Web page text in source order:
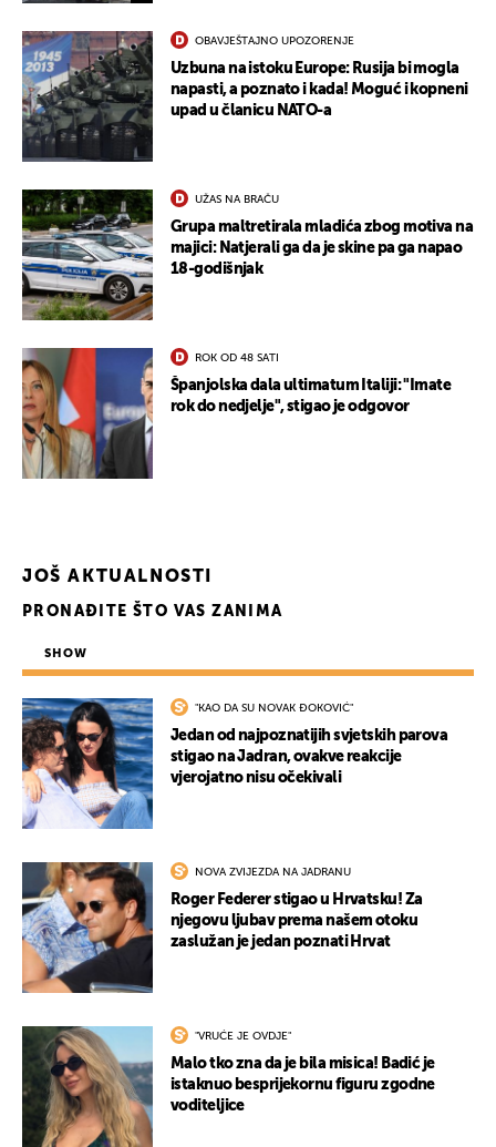
OBAVJEŠTAJNO UPOZORENJE
Uzbuna na istoku Europe: Rusija bi mogla
napasti, a poznato i kada! Moguć i kopneni
upad u članicu NATO-a
UŽAS NA BRAČU
Grupa maltretirala mladića zbog motiva na
majici: Natjerali ga da je skine pa ga napao
18-godišnjak
ROK OD 48 SATI
Španjolska dala ultimatum Italiji: "Imate
rok do nedjelje", stigao je odgovor
JOŠ AKTUALNOSTI
PRONAĐITE ŠTO VAS ZANIMA
SHOW
"KAO DA SU NOVAK ĐOKOVIĆ"
Jedan od najpoznatijih svjetskih parova
stigao na Jadran, ovakve reakcije
vjerojatno nisu očekivali
NOVA ZVIJEZDA NA JADRANU
Roger Federer stigao u Hrvatsku! Za
njegovu ljubav prema našem otoku
zaslužan je jedan poznati Hrvat
"VRUĆE JE OVDJE"
Malo tko zna da je bila misica! Badić je
istaknuo besprijekornu figuru zgodne
voditeljice